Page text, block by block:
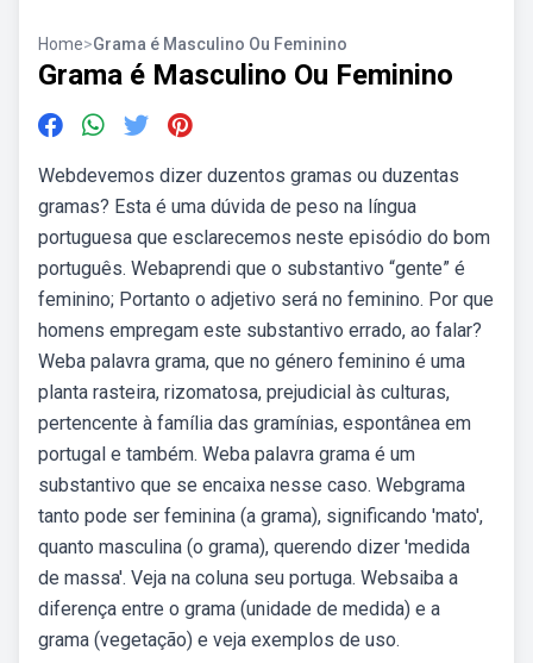
Home>Grama é Masculino Ou Feminino
Grama é Masculino Ou Feminino
Webdevemos dizer duzentos gramas ou duzentas
gramas? Esta é uma dúvida de peso na língua
portuguesa que esclarecemos neste episódio do bom
português. Webaprendi que o substantivo “gente” é
feminino; Portanto o adjetivo será no feminino. Por que
homens empregam este substantivo errado, ao falar?
Weba palavra grama, que no género feminino é uma
planta rasteira, rizomatosa, prejudicial às culturas,
pertencente à família das gramínias, espontânea em
portugal e também. Weba palavra grama é um
substantivo que se encaixa nesse caso. Webgrama
tanto pode ser feminina (a grama), significando 'mato',
quanto masculina (o grama), querendo dizer 'medida
de massa'. Veja na coluna seu portuga. Websaiba a
diferença entre o grama (unidade de medida) e a
grama (vegetação) e veja exemplos de uso.